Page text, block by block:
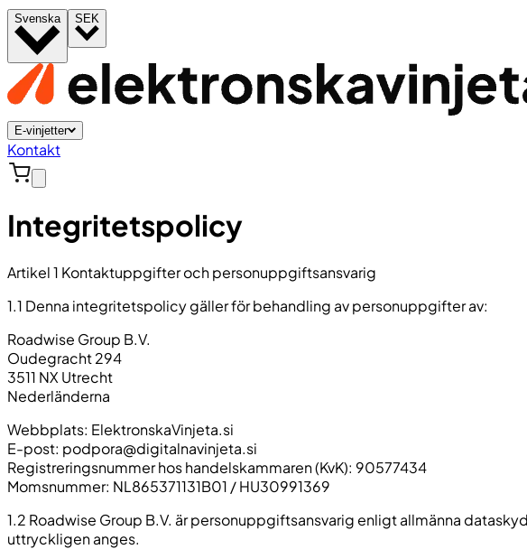
Svenska SEK
E-vinjetter
Kontakt
Integritetspolicy
Artikel 1 Kontaktuppgifter och personuppgiftsansvarig
1.1 Denna integritetspolicy gäller för behandling av personuppgifter av:
Roadwise Group B.V.
Oudegracht 294
3511 NX Utrecht
Nederländerna
Webbplats: ElektronskaVinjeta.si
E-post: podpora@digitalnavinjeta.si
Registreringsnummer hos handelskammaren (KvK): 90577434
Momsnummer: NL865371131B01 / HU30991369
1.2 Roadwise Group B.V. är personuppgiftsansvarig enligt allmänna
uttryckligen anges.